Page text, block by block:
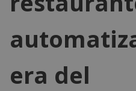
era del